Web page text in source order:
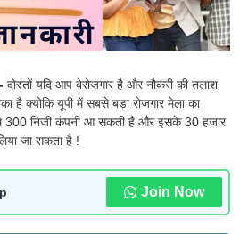
दोस्तों यदि आप बेरोजगार है और नौकरी की तलाश
है क्योकि यूपी में सबसे बड़ा रोजगार मेला का
300 निजी कंपनी आ सकती है और इसके 30 हजार
जा सकता है !
Join Now